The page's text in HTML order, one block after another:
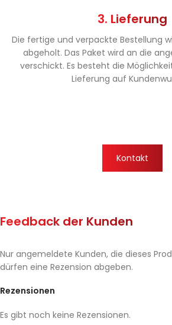
3. Lieferung
Die fertige und verpackte Bestellung
abgeholt. Das Paket wird an die
verschickt. Es besteht die
Lieferung auf
Kontakt
Feedback der Kunden
Rezensionen
Es gibt noch keine Rezensionen.
Nur angemeldete Kunden, die dieses
dürfen eine Rezension abgeben.